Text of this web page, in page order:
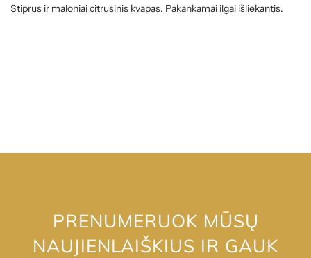
Stiprus ir maloniai citrusinis kvapas. Pakankamai ilgai išliekantis.
PRENUMERUOK MŪSŲ
NAUJIENLAIŠKIUS IR GAUK